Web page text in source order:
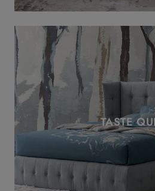
TASTE